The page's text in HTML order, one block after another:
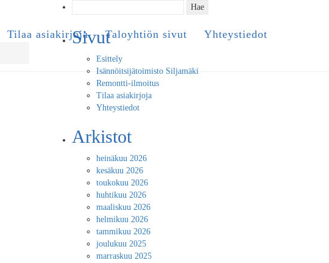
Tilaa asiakirjoja Taloyhtiön sivut Yhteystiedot
Sivut
Esittely
Isännöitsijätoimisto Siljamäki
Remontti-ilmoitus
Tilaa asiakirjoja
Yhteystiedot
Arkistot
heinäkuu 2026
kesäkuu 2026
toukokuu 2026
huhtikuu 2026
maaliskuu 2026
helmikuu 2026
tammikuu 2026
joulukuu 2025
marraskuu 2025